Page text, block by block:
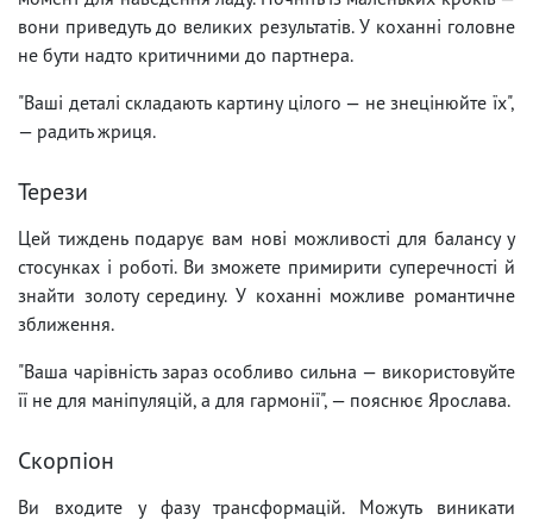
вони приведуть до великих результатів. У коханні головне
не бути надто критичними до партнера.
"Ваші деталі складають картину цілого — не знецінюйте їх",
— радить жриця.
Терези
Цей тиждень подарує вам нові можливості для балансу у
стосунках і роботі. Ви зможете примирити суперечності й
знайти золоту середину. У коханні можливе романтичне
зближення.
"Ваша чарівність зараз особливо сильна — використовуйте
її не для маніпуляцій, а для гармонії", — пояснює Ярослава.
Скорпіон
Ви входите у фазу трансформацій. Можуть виникати